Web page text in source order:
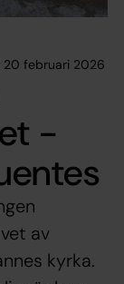
20 februari 2026
-
av
kyrka.